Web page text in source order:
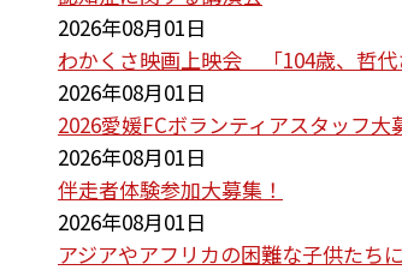
2026年08月01日
わかくさ映画上映会 「104歳、哲代
2026年08月01日
2026愛媛FCボランティアスタッフ大
2026年08月01日
伴走者体験参加大募集！
2026年08月01日
アジアやアフリカの困難な子供たち